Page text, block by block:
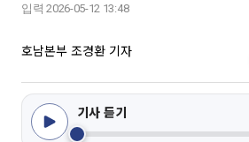
입력 2026-05-12 13:48
호남본부 조경환 기자
기사 듣기